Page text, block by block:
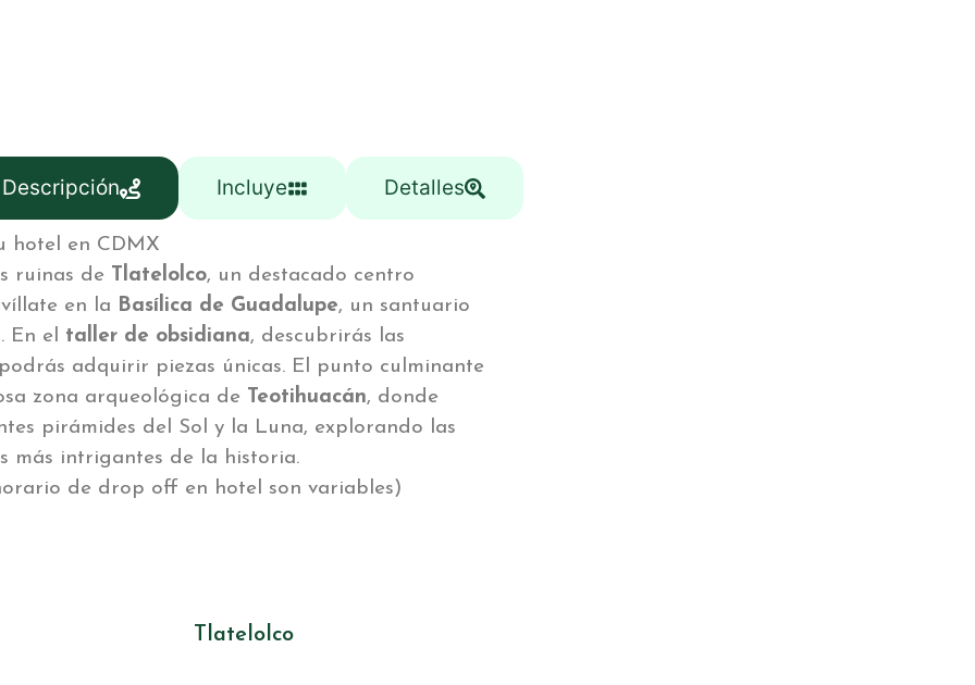
Descripción Incluye Detalles
hotel en CDMX
ruinas de Tlatelolco, un destacado centro
en la Basílica de Guadalupe, un santuario
En el taller de obsidiana, descubrirás las
adquirir piezas únicas. El punto culminante
zona arqueológica de Teotihuacán, donde
pirámides del Sol y la Luna, explorando las
más intrigantes de la historia.
de drop off en hotel son variables)
Tlatelolco